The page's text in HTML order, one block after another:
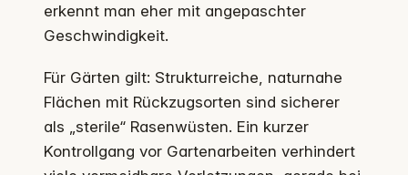
erkennt man eher mit angepaschter
Geschwindigkeit.
Für Gärten gilt: Strukturreiche, naturnahe
Flächen mit Rückzugsorten sind sicherer
als „sterile“ Rasenwüsten. Ein kurzer
Kontrollgang vor Gartenarbeiten verhindert